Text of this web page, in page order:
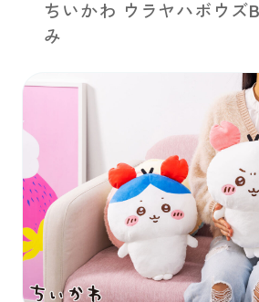
ちいかわ ウラヤハボウズ
み